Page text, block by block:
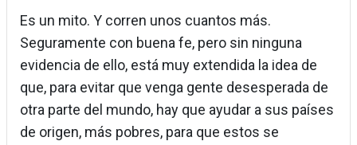
Es un mito. Y corren unos cuantos más.
Seguramente con buena fe, pero sin ninguna
evidencia de ello, está muy extendida la idea de
que, para evitar que venga gente desesperada de
otra parte del mundo, hay que ayudar a sus países
de origen, más pobres, para que estos se